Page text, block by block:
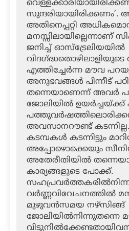
സുന്ദരിയായിരിക്കണം’.
അതിനെപ്പറ്റി
മനസ്സിലായില്ലെന്നാണ്
ജനിച്ച് ഓസ്‌ട്രേലിയയില്‍
എത്തിച്ചേര്‍ന്ന മൗവ
അനുഭവങ്ങള്‍ പിന്നീട്
തന്നെയാണെന്ന് അവര്‍
ജോലിയില്‍ ഉയര്‍ച്ചയ്ക്ക്
അവസാനറൗണ്ട്
കടമ്പകള്‍ കടന്നിട്ടും
അപ്പോഴൊക്കെയും
അതേരീതിയില്‍
കാര്യങ്ങളുടെ പോക്ക്.
വര്‍ണ്ണവിവേചനത്തില്‍
മുഴുവന്‍സമയ നഴ്‌സിങ്ങ്
ജോലിയില്‍നിന്നുതന്നെ